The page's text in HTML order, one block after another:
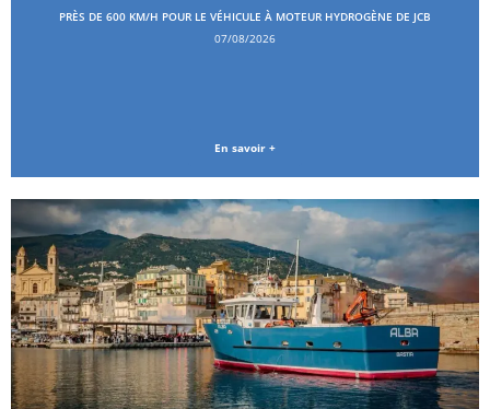
PRÈS DE 600 KM/H POUR LE VÉHICULE À MOTEUR HYDROGÈNE DE JCB
07/08/2026
En savoir +